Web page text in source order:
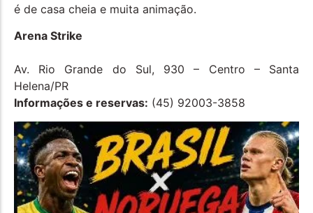
é de casa cheia e muita animação.
Arena Strike
Av. Rio Grande do Sul, 930 – Centro – Santa
Helena/PR
Informações e reservas: (45) 92003-3858